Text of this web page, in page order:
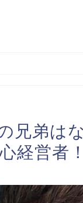
兄弟は
経営者！